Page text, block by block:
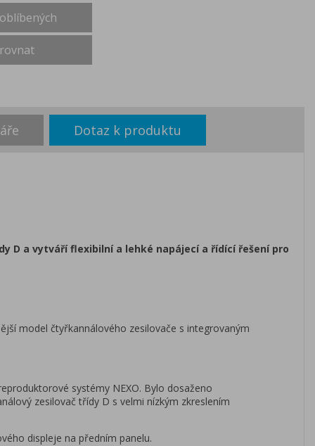
Dotaz k produktu
D a vytváří flexibilní a lehké napájecí a řídící řešení pro
model čtyřkannálového zesilovače s integrovaným
systémy NEXO. Bylo dosaženo
zesilovač třídy D s velmi nízkým zkreslením
displeje na předním panelu.